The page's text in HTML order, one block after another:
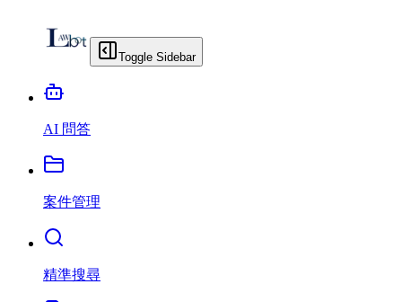
Toggle Sidebar
AI 問答
案件管理
精準搜尋